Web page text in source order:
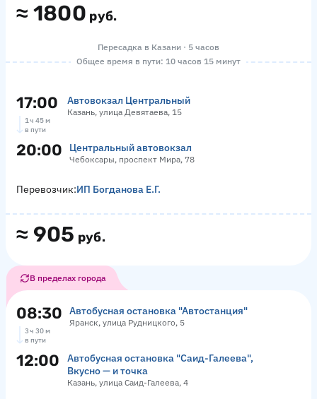
≈ 1800 руб.
Пересадка в Казани · 5 часов
Общее время в пути: 10 часов 15 минут
17:00 Автовокзал Центральный
Казань, улица Девятаева, 15
1 ч 45 м
в пути
20:00 Центральный автовокзал
Чебоксары, проспект Мира, 78
≈ 905 руб.
Перевозчик:ИП Богданова Е.Г.
В пределах города
08:30 Автобусная остановка "Автостанция"
Яранск, улица Рудницкого, 5
3 ч 30 м
в пути
12:00
Автобусная остановка "Саид-Галеева",
Вкусно — и точка
Казань, улица Саид-Галеева, 4